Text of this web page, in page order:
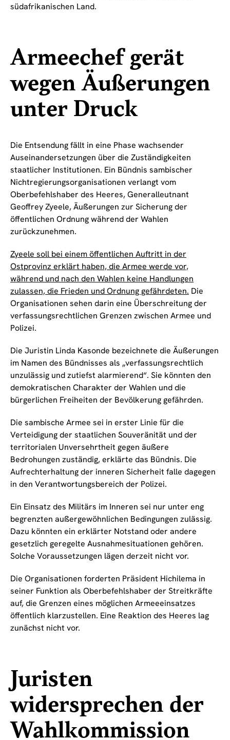
südafrikanischen Land.
Armeechef gerät
wegen Äußerungen
unter Druck
Die Entsendung fällt in eine Phase wachsender
Auseinandersetzungen über die Zuständigkeiten
staatlicher Institutionen. Ein Bündnis sambischer
Nichtregierungsorganisationen verlangt vom
Oberbefehlshaber des Heeres, Generalleutnant
Geoffrey Zyeele, Äußerungen zur Sicherung der
öffentlichen Ordnung während der Wahlen
zurückzunehmen.
Zyeele soll bei einem öffentlichen Auftritt in der
Ostprovinz erklärt haben, die Armee werde vor,
während und nach den Wahlen keine Handlungen
zulassen, die Frieden und Ordnung gefährdeten. Die
Organisationen sehen darin eine Überschreitung der
verfassungsrechtlichen Grenzen zwischen Armee und
Polizei.
Die Juristin Linda Kasonde bezeichnete die Äußerungen
im Namen des Bündnisses als „verfassungsrechtlich
unzulässig und zutiefst alarmierend“. Sie könnten den
demokratischen Charakter der Wahlen und die
bürgerlichen Freiheiten der Bevölkerung gefährden.
Die sambische Armee sei in erster Linie für die
Verteidigung der staatlichen Souveränität und der
territorialen Unversehrtheit gegen äußere
Bedrohungen zuständig, erklärte das Bündnis. Die
Aufrechterhaltung der inneren Sicherheit falle dagegen
in den Verantwortungsbereich der Polizei.
Ein Einsatz des Militärs im Inneren sei nur unter eng
begrenzten außergewöhnlichen Bedingungen zulässig.
Dazu könnten ein erklärter Notstand oder andere
gesetzlich geregelte Ausnahmesituationen gehören.
Solche Voraussetzungen lägen derzeit nicht vor.
Die Organisationen forderten Präsident Hichilema in
seiner Funktion als Oberbefehlshaber der Streitkräfte
auf, die Grenzen eines möglichen Armeeeinsatzes
öffentlich klarzustellen. Eine Reaktion des Heeres lag
zunächst nicht vor.
Juristen
widersprechen der
Wahlkommission